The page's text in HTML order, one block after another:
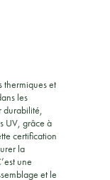
thermiques et
les
durabilité,
UV, grâce à
certification
la
une
et le